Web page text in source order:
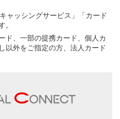
ャッシングサービス」「カード
。
ド、一部の提携カード、個人カ
以外をご指定の方、法人カード